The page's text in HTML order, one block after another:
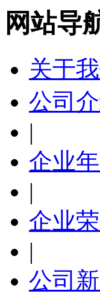
网站导
关于
公司
|
企业
|
企业
|
公司